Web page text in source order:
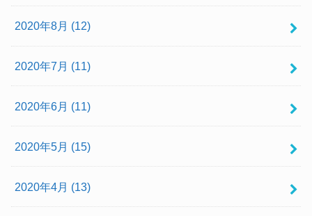
2020年8月 (12)
2020年7月 (11)
2020年6月 (11)
2020年5月 (15)
2020年4月 (13)